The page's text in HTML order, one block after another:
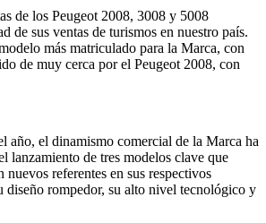
de los Peugeot 2008, 3008 y 5008
de sus ventas de turismos en nuestro país.
más matriculado para la Marca, con
de muy cerca por el Peugeot 2008, con
año, el dinamismo comercial de la Marca ha
lanzamiento de tres modelos clave que
nuevos referentes en sus respectivos
diseño rompedor, su alto nivel tecnológico y